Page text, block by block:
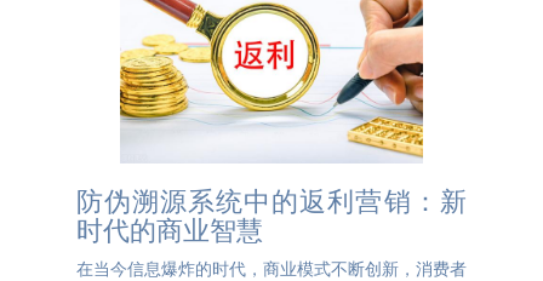
防伪溯源系统中的返利营销：新
时代的商业智慧
在当今信息爆炸的时代，商业模式不断创新，消费者